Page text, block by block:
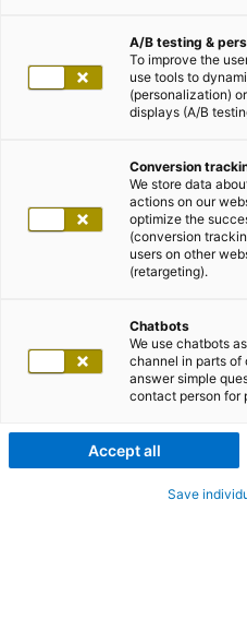
A/B testing &
To improve the
use tools to
(personalization)
displays (A/B
Conversion
We store data
actions on our
optimize the
(conversion
users on other
(retargeting).
Chatbots
We use chatbots
channel in parts of
answer simple
contact person for
Accept all
Save